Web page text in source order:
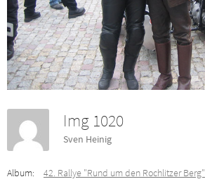
Img 1020
Sven Heinig
Album: 42. Rallye "Rund um den Rochlitzer Berg"